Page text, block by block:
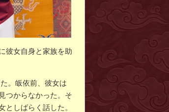
彼女自身と家族を助
。皈依前、彼女は
つからなかった。そ
しばらく話した。